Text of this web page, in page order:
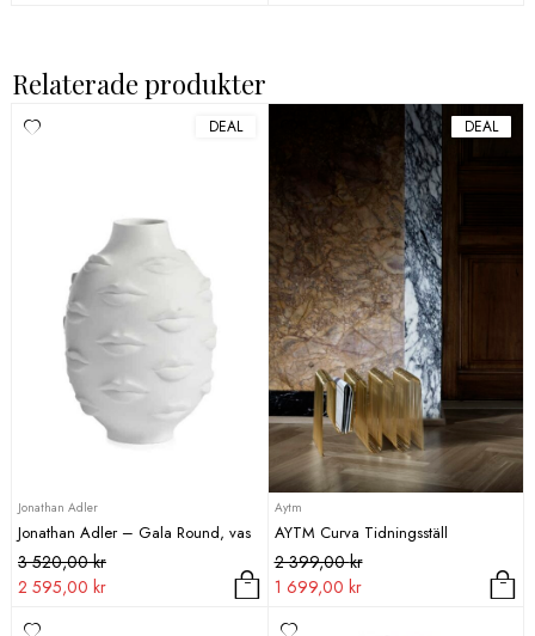
Relaterade produkter
DEAL
Jonathan Adler
Jonathan Adler – Gala Round, vas
3 520,00kr
Det
ursprungliga
2 595,00 kr
Det
nuvarande
DEAL
Aytm
AYTM Curva Tidningsställ
2 399,00kr
Det
ursprungliga
1 699,00 kr
Det
nuvarande